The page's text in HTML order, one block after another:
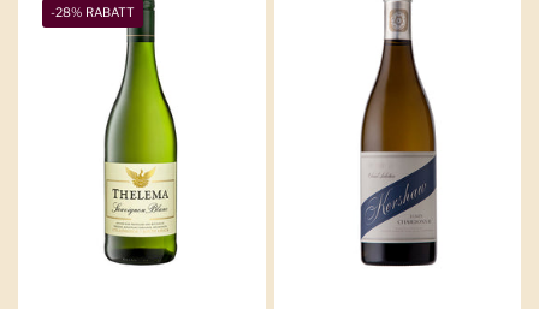
-28% RABATT